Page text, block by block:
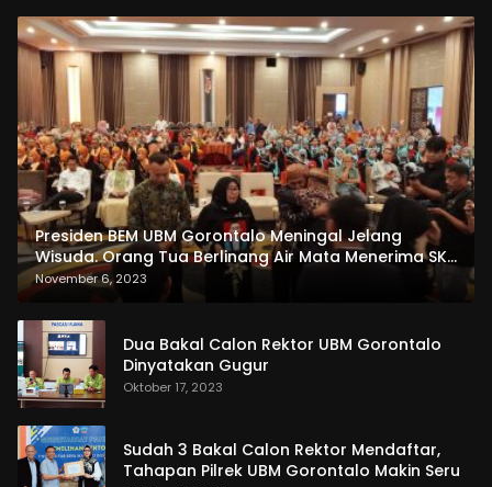
Presiden BEM UBM Gorontalo Meningal Jelang
Wisuda. Orang Tua Berlinang Air Mata Menerima SKL
dan Pemasangan Salempang
November 6, 2023
Dua Bakal Calon Rektor UBM Gorontalo
Dinyatakan Gugur
Oktober 17, 2023
Sudah 3 Bakal Calon Rektor Mendaftar,
Tahapan Pilrek UBM Gorontalo Makin Seru